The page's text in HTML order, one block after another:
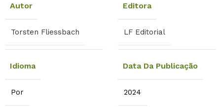
Autor
Torsten Fliessbach
Editora
LF Editorial
Idioma
Por
Data Da Publicação
2024